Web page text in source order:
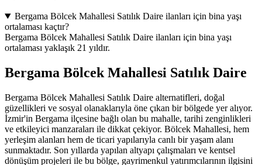
Bergama Bölcek Mahallesi Satılık Daire ilanları için bina yaşı
ortalaması kaçtır?
Bergama Bölcek Mahallesi Satılık Daire ilanları için bina yaşı
ortalaması yaklaşık 21 yıldır.
Bergama Bölcek Mahallesi Satılık Daire
Bergama Bölcek Mahallesi Satılık Daire alternatifleri, doğal
güzellikleri ve sosyal olanaklarıyla öne çıkan bir bölgede yer alıyor.
İzmir'in Bergama ilçesine bağlı olan bu mahalle, tarihi zenginlikleri
ve etkileyici manzaraları ile dikkat çekiyor. Bölcek Mahallesi, hem
yerleşim alanları hem de ticari yapılarıyla canlı bir yaşam alanı
sunmaktadır. Son yıllarda yapılan altyapı çalışmaları ve kentsel
dönüşüm projeleri ile bu bölge, gayrimenkul yatırımcılarının ilgisini